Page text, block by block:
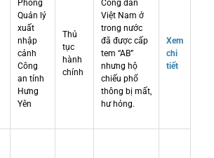
Phòng
Quản lý
xuất
nhập
cảnh
Công
an tỉnh
Hưng
Yên
Thủ
tục
hành
chính
Công dân
Việt Nam ở
trong nước
đã được cấp
tem “AB”
nhưng hộ
chiếu phổ
thông bị mất,
hư hỏng.
Xem
chi
tiết